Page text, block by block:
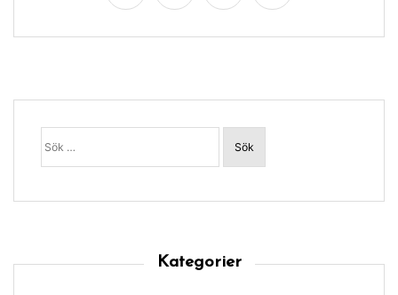
Sök
efter:
Kategorier